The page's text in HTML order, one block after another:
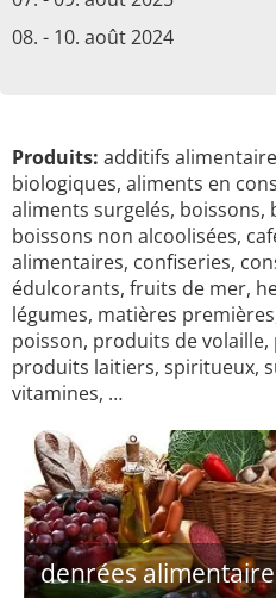
08. - 10. août 2024
Produits: additifs
biologiques, aliments en
aliments surgelés, boissons,
boissons non alcoolisées,
alimentaires, confiseries,
édulcorants, fruits de mer,
légumes, matières
poisson, produits de
produits laitiers, spiritueux,
vitamines, …
denrées